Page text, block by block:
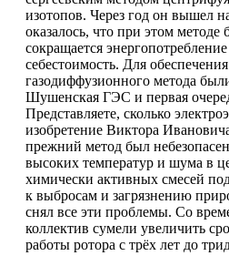
изотопов. Через год он вышел
оказалось, что при этом методе
сокращается
себестоимость. Для
газодиффузионного метода
Шушенская ГЭС и первая
Представляете, сколько
изобретение Виктора
прежний метод был
высоких температур и шума в
химически активных смесей
к выбросам и загрязнению
снял все эти проблемы. Со
коллектив сумели увеличить
работы ротора с трёх лет до